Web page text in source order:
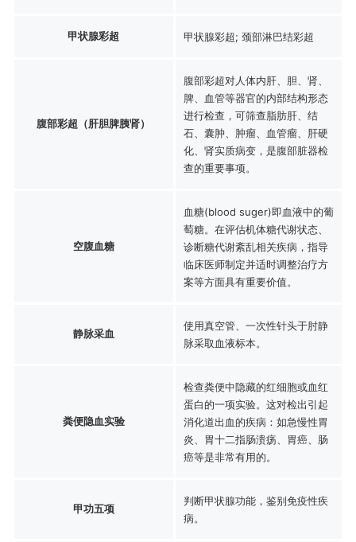
甲状腺彩超 甲状腺彩超; 颈部淋巴结彩超
腹部彩超（肝胆脾胰肾）
腹部彩超对人体内肝、胆、肾、
脾、血管等器官的内部结构形态
进行检查，可筛查脂肪肝、结
石、囊肿、肿瘤、血管瘤、肝硬
化、肾实质病变，是腹部脏器检
查的重要事项。
空腹血糖
血糖(blood suger)即血液中的葡
萄糖。在评估机体糖代谢状态、
诊断糖代谢紊乱相关疾病，指导
临床医师制定并适时调整治疗方
案等方面具有重要价值。
静脉采血
使用真空管、一次性针头于肘静
脉采取血液标本。
粪便隐血实验
检查粪便中隐藏的红细胞或血红
蛋白的一项实验。这对检出引起
消化道出血的疾病：如急慢性胃
炎、胃十二指肠溃疡、胃癌、肠
癌等是非常有用的。
甲功五项
判断甲状腺功能，鉴别免疫性疾
病。